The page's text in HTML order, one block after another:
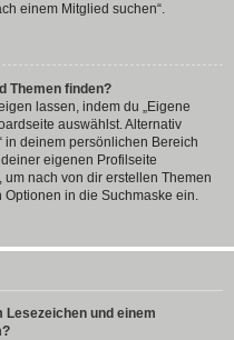
einem Mitglied suchen“.
Themen finden?
lassen, indem du „Eigene
auswählst. Alternativ
in deinem persönlichen Bereich
eigenen Profilseite
nach von dir erstellen Themen
in die Suchmaske ein.
und einem